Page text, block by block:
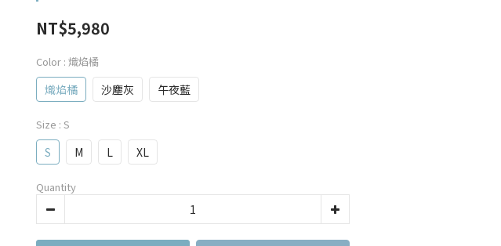
NT$5,980
Color : 熾焰橘
熾焰橘 沙塵灰 午夜藍
Size : S
S M L XL
Quantity